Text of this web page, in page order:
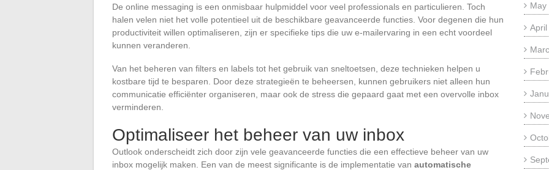
De online messaging is een onmisbaar hulpmiddel voor veel professionals en particulieren. Toch
halen velen niet het volle potentieel uit de beschikbare geavanceerde functies. Voor degenen die hun
productiviteit willen optimaliseren, zijn er specifieke tips die uw e-mailervaring in een echt voordeel
kunnen veranderen.
Van het beheren van filters en labels tot het gebruik van sneltoetsen, deze technieken helpen u
kostbare tijd te besparen. Door deze strategieën te beheersen, kunnen gebruikers niet alleen hun
communicatie efficiënter organiseren, maar ook de stress die gepaard gaat met een overvolle inbox
verminderen.
Optimaliseer het beheer van uw inbox
Outlook onderscheidt zich door zijn vele geavanceerde functies die een effectieve beheer van uw
inbox mogelijk maken. Een van de meest significante is de implementatie van automatische
May